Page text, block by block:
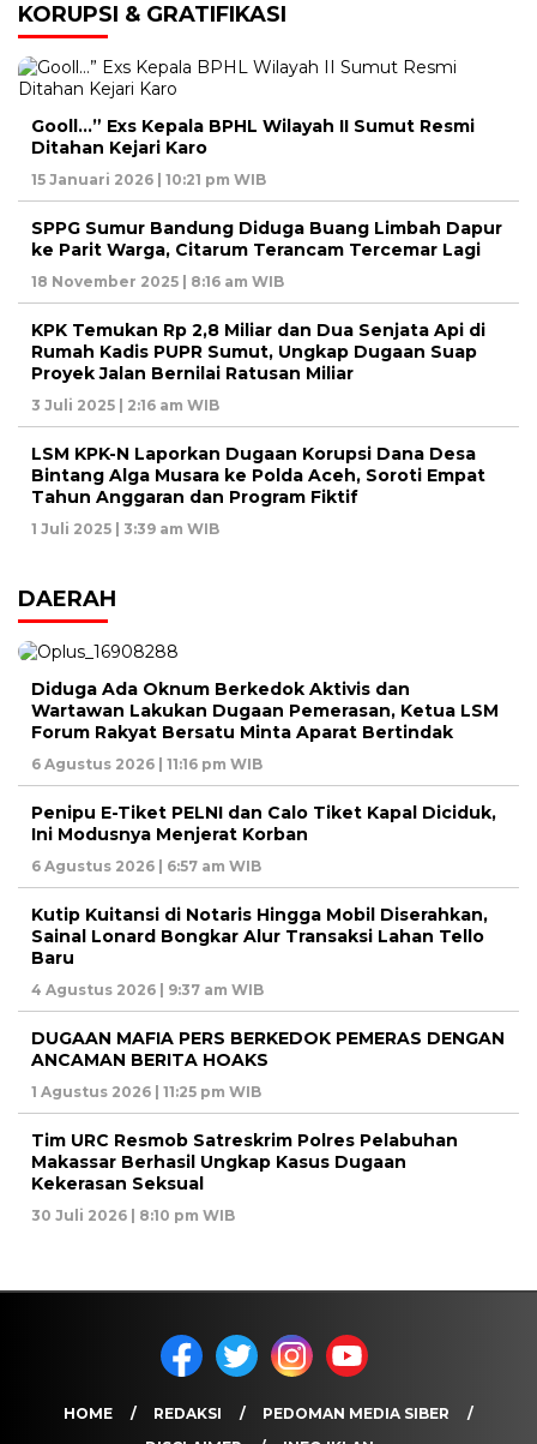
KORUPSI & GRATIFIKASI
Gooll…” Exs Kepala BPHL Wilayah II Sumut Resmi
Ditahan Kejari Karo
15 Januari 2026 | 10:21 pm WIB
SPPG Sumur Bandung Diduga Buang Limbah Dapur
ke Parit Warga, Citarum Terancam Tercemar Lagi
18 November 2025 | 8:16 am WIB
KPK Temukan Rp 2,8 Miliar dan Dua Senjata Api di
Rumah Kadis PUPR Sumut, Ungkap Dugaan Suap
Proyek Jalan Bernilai Ratusan Miliar
3 Juli 2025 | 2:16 am WIB
LSM KPK-N Laporkan Dugaan Korupsi Dana Desa
Bintang Alga Musara ke Polda Aceh, Soroti Empat
Tahun Anggaran dan Program Fiktif
1 Juli 2025 | 3:39 am WIB
DAERAH
Diduga Ada Oknum Berkedok Aktivis dan
Wartawan Lakukan Dugaan Pemerasan, Ketua LSM
Forum Rakyat Bersatu Minta Aparat Bertindak
6 Agustus 2026 | 11:16 pm WIB
Penipu E-Tiket PELNI dan Calo Tiket Kapal Diciduk,
Ini Modusnya Menjerat Korban
6 Agustus 2026 | 6:57 am WIB
Kutip Kuitansi di Notaris Hingga Mobil Diserahkan,
Sainal Lonard Bongkar Alur Transaksi Lahan Tello
Baru
4 Agustus 2026 | 9:37 am WIB
DUGAAN MAFIA PERS BERKEDOK PEMERAS DENGAN
ANCAMAN BERITA HOAKS
1 Agustus 2026 | 11:25 pm WIB
Tim URC Resmob Satreskrim Polres Pelabuhan
Makassar Berhasil Ungkap Kasus Dugaan
Kekerasan Seksual
30 Juli 2026 | 8:10 pm WIB
HOME REDAKSI
PEDOMAN MEDIA SIBER